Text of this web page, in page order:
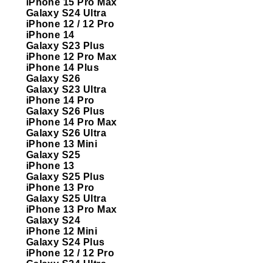
iPhone 15 Pro Max
Galaxy S24 Ultra
iPhone 12 / 12 Pro
iPhone 14
Galaxy S23 Plus
iPhone 12 Pro Max
iPhone 14 Plus
Galaxy S26
Galaxy S23 Ultra
iPhone 14 Pro
Galaxy S26 Plus
iPhone 14 Pro Max
Galaxy S26 Ultra
iPhone 13 Mini
Galaxy S25
iPhone 13
Galaxy S25 Plus
iPhone 13 Pro
Galaxy S25 Ultra
iPhone 13 Pro Max
Galaxy S24
iPhone 12 Mini
Galaxy S24 Plus
iPhone 12 / 12 Pro